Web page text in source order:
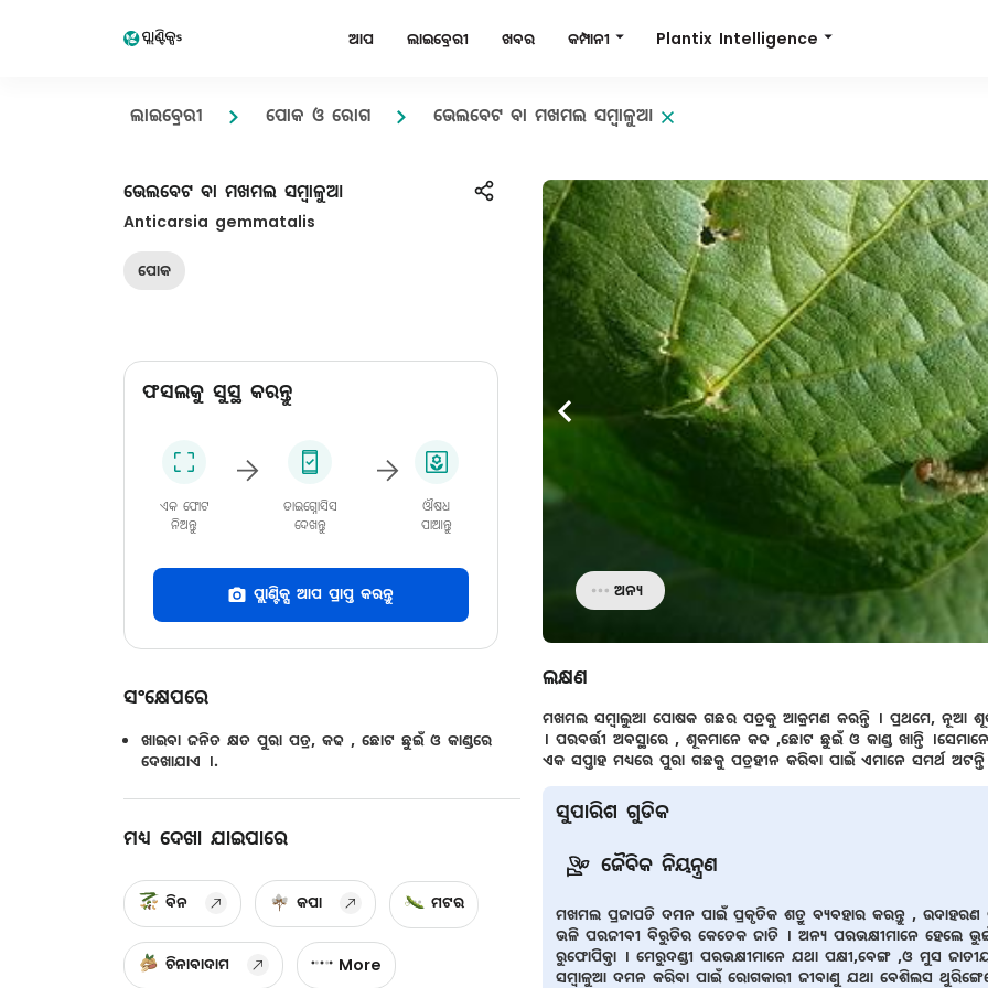
ଆପ ଲାଇବ୍ରେରୀ ଖବର କମ୍ପାନୀ Plantix Intelligence
ଲାଇବ୍ରେରୀ ପୋକ ଓ ରୋଗ ଭେଲବେଟ ବା ମଖମଲ ସମ୍ବାଳୁଆ
ଭେଲବେଟ ବା ମଖମଲ ସମ୍ବାଳୁଆ
Anticarsia gemmatalis
ପୋକ
ଫସଲକୁ ସୁସ୍ଥ କରନ୍ତୁ
ଏକ ଫୋଟ
ନିଅନ୍ତୁ
ଡାଇଗ୍ନୋସିସ
ଦେଖନ୍ତୁ
ଔଷଧ
ପାଆନ୍ତୁ
ପ୍ଲାଣ୍ଟିକ୍ସ ଆପ ପ୍ରାପ୍ତ କରନ୍ତୁ
ସଂକ୍ଷେପରେ
ଖାଇବା ଜନିତ କ୍ଷତ ପୁରା ପତ୍ର, କଢ , ଛୋଟ ଛୁଇଁ ଓ କାଣ୍ଡରେ
ଦେଖାଯାଏ ।.
ମଧ୍ୟ ଦେଖା ଯାଇପାରେ
ବିନ କପା ମଟର
ଚିନାବାଦାମ More
ଅନ୍ୟ
ଲକ୍ଷଣ
ମଖମଲ ସମ୍ବାଲୁଆ ପୋଷକ ଗଛର ପତ୍ରକୁ ଆକ୍ରମଣ କରନ୍ତି । ପ୍ରଥମେ, ନୂଆ
। ପରବର୍ତ୍ତୀ ଅବସ୍ଥାରେ , ଶୂକମାନେ କଢ ,ଛୋଟ ଛୁଇଁ ଓ କାଣ୍ଡ ଖାନ୍ତି
ଏକ ସପ୍ତାହ ମଧ୍ୟରେ ପୁରା ଗଛକୁ ପତ୍ରହୀନ କରିବା ପାଇଁ ଏମାନେ ସମର୍ଥ ଅଟନ୍ତି
ସୁପାରିଶ ଗୁଡିକ
ଜୈବିକ ନିୟନ୍ତ୍ରଣ
ମଖମଲ ପ୍ରଜାପତି ଦମନ ପାଇଁ ପ୍ରକୃତିକ ଶତ୍ରୁ ବ୍ୟବହାର କରନ୍ତୁ , ଉଦାହରଣ
ଭଳି ପରଜୀବୀ ବିରୁଡିର କେତେକ ଜାତି । ଅନ୍ୟ ପରଭକ୍ଷୀମାନେ ହେଲେ ଭୁଇଁ
ରୁଫୋପିକ୍ତା । ମେରୁଦଣ୍ଡୀ ପରଭକ୍ଷୀମାନେ ଯଥା ପକ୍ଷୀ,ବେଙ୍ଗ ,ଓ ମୁସ
ସମ୍ବାଳୁଆ ଦମନ କରିବା ପାଇଁ ରୋଗକାରୀ ଜୀବାଣୁ ଯଥା ବେଶିଲସ